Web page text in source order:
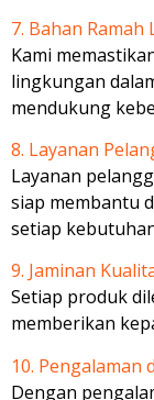
7. Bahan
Kami
lingkungan
mendukung
8. Layanan
Layanan
siap membantu
setiap
9. Jaminan
Setiap produk
memberikan
10. Pengalaman
Dengan